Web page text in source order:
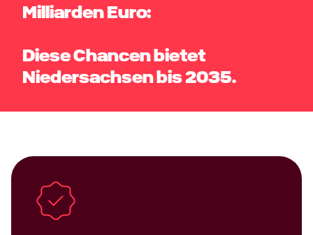
Milliarden Euro:
Diese Chancen bietet
Niedersachsen bis 2035.